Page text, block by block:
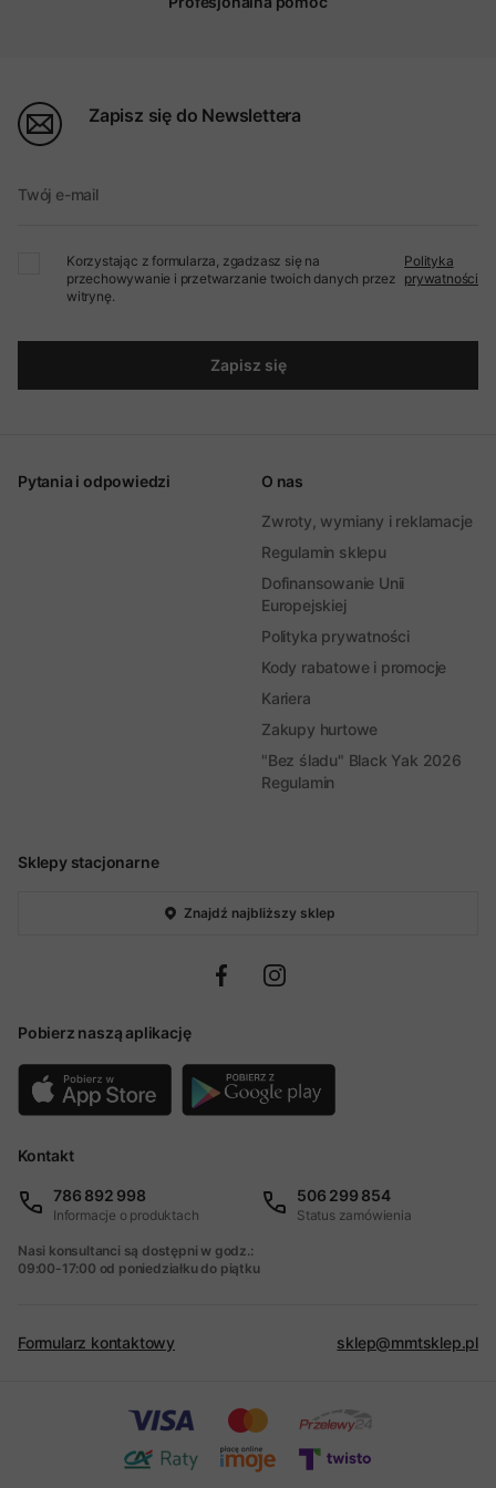
Zapisz się do Newslettera
Twój e-mail
Korzystając z formularza, zgadzasz się na
przechowywanie i przetwarzanie twoich danych przez
witrynę.
Polityka
prywatności
Zapisz się
Sklepy stacjonarne
Znajdź najbliższy sklep
Pobierz naszą aplikację
Pytania i odpowiedzi O nas
Zwroty, wymiany i reklamacje
Regulamin sklepu
Dofinansowanie Unii
Europejskiej
Polityka prywatności
Kody rabatowe i promocje
Kariera
Zakupy hurtowe
"Bez śladu" Black Yak 2026
Regulamin
Kontakt
786 892 998
Informacje o produktach
506 299 854
Status zamówienia
Nasi konsultanci są dostępni w godz.:
09:00-17:00 od poniedziałku do piątku
Formularz kontaktowy sklep@mmtsklep.pl